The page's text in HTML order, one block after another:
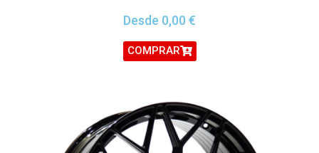
Desde 0,00 €
COMPRAR